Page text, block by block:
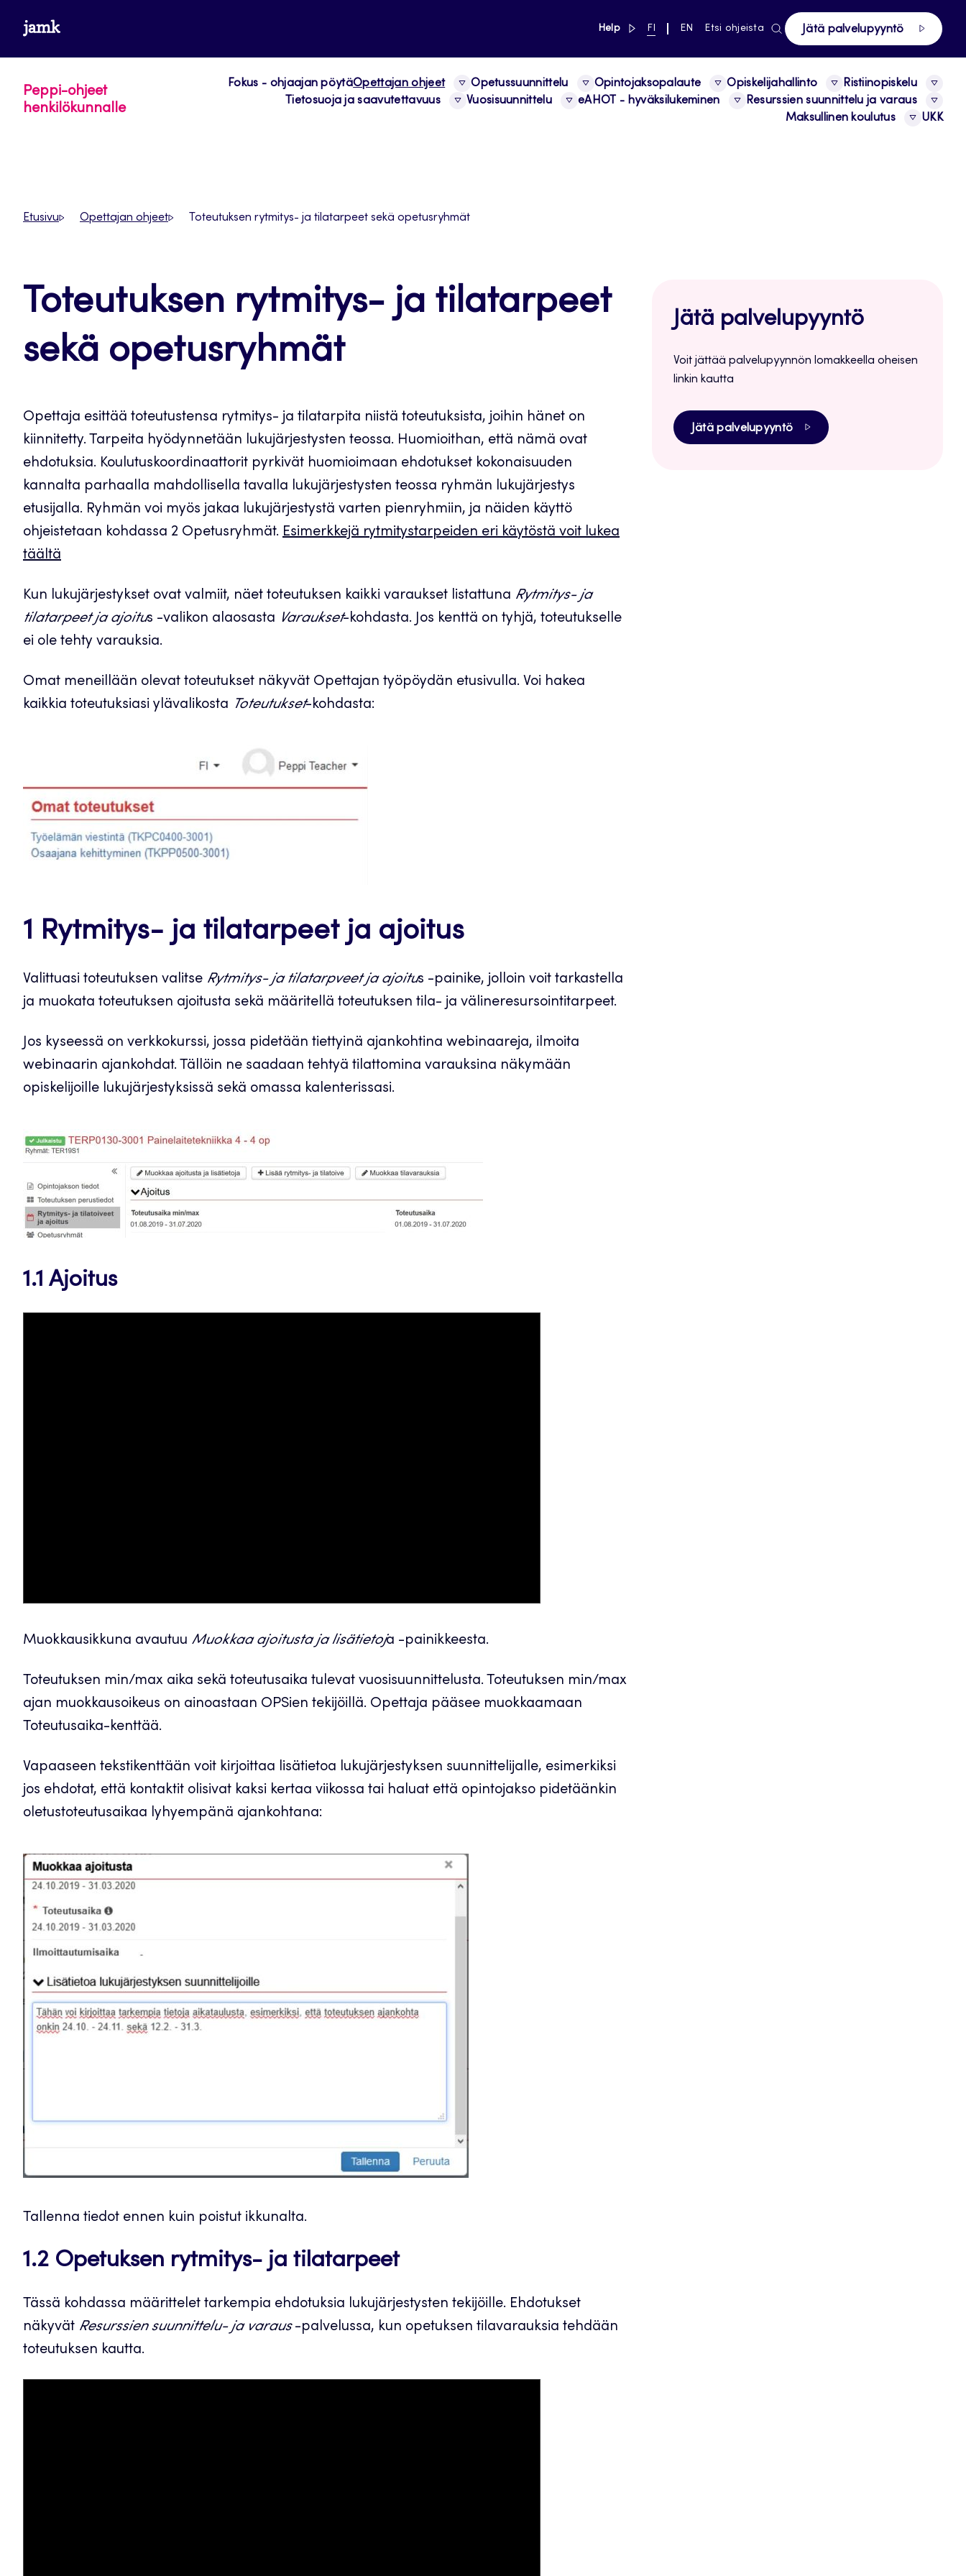
suoraan
sisältöön
www.jamk.fi Help linkki pääsivustolle
NYKYINEN
FI
VAIHDA
EN Etsi ohjeista Jätä palvelupyyntö
Peppi-ohjeet
henkilökunnalle
Fokus - ohjaajan pöytäOpettajan ohjeet Opetussuunnittelu Opintojaksopalaute Opiskelijahallinto
Ristiinopiskelu
Tietosuoja ja saavutettavuus
Vuosisuunnittelu eAHOT - hyväksilukeminen
Resurssien suunnittelu ja varaus
Maksullinen koulutus
UKK
Etusivu Opettajan ohjeet Toteutuksen rytmitys- ja tilatarpeet sekä opetusryhmät
Toteutuksen rytmitys- ja tilatarpeet
sekä opetusryhmät
Opettaja esittää toteutustensa rytmitys- ja tilatarpita niistä toteutuksista, joihin hänet on
kiinnitetty. Tarpeita hyödynnetään lukujärjestysten teossa. Huomioithan, että nämä ovat
ehdotuksia. Koulutuskoordinaattorit pyrkivät huomioimaan ehdotukset kokonaisuuden
kannalta parhaalla mahdollisella tavalla lukujärjestysten teossa ryhmän lukujärjestys
etusijalla. Ryhmän voi myös jakaa lukujärjestystä varten pienryhmiin, ja näiden käyttö
ohjeistetaan kohdassa 2 Opetusryhmät. Esimerkkejä rytmitystarpeiden eri käytöstä voit lukea
täältä
Kun lukujärjestykset ovat valmiit, näet toteutuksen kaikki varaukset listattuna Rytmitys- ja
tilatarpeet ja ajoitus -valikon alaosasta Varaukset-kohdasta. Jos kenttä on tyhjä, toteutukselle
ei ole tehty varauksia.
Omat meneillään olevat toteutukset näkyvät Opettajan työpöydän etusivulla. Voi hakea
kaikkia toteutuksiasi ylävalikosta Toteutukset-kohdasta:
1 Rytmitys- ja tilatarpeet ja ajoitus
Valittuasi toteutuksen valitse Rytmitys- ja tilatarpveet ja ajoitus -painike, jolloin voit tarkastella
ja muokata toteutuksen ajoitusta sekä määritellä toteutuksen tila- ja välineresursointitarpeet.
Jos kyseessä on verkkokurssi, jossa pidetään tiettyinä ajankohtina webinaareja, ilmoita
webinaarin ajankohdat. Tällöin ne saadaan tehtyä tilattomina varauksina näkymään
opiskelijoille lukujärjestyksissä sekä omassa kalenterissasi.
1.1 Ajoitus
Muokkausikkuna avautuu Muokkaa ajoitusta ja lisätietoja -painikkeesta.
Toteutuksen min/max aika sekä toteutusaika tulevat vuosisuunnittelusta. Toteutuksen min/max
ajan muokkausoikeus on ainoastaan OPSien tekijöillä. Opettaja pääsee muokkaamaan
Toteutusaika-kenttää.
Vapaaseen tekstikenttään voit kirjoittaa lisätietoa lukujärjestyksen suunnittelijalle, esimerkiksi
jos ehdotat, että kontaktit olisivat kaksi kertaa viikossa tai haluat että opintojakso pidetäänkin
oletustoteutusaikaa lyhyempänä ajankohtana:
Tallenna tiedot ennen kuin poistut ikkunalta.
1.2 Opetuksen rytmitys- ja tilatarpeet
Tässä kohdassa määrittelet tarkempia ehdotuksia lukujärjestysten tekijöille. Ehdotukset
näkyvät Resurssien suunnittelu- ja varaus -palvelussa, kun opetuksen tilavarauksia tehdään
toteutuksen kautta.
Jätä palvelupyyntö
Voit jättää palvelupyynnön lomakkeella oheisen
linkin kautta
Jätä palvelupyyntö